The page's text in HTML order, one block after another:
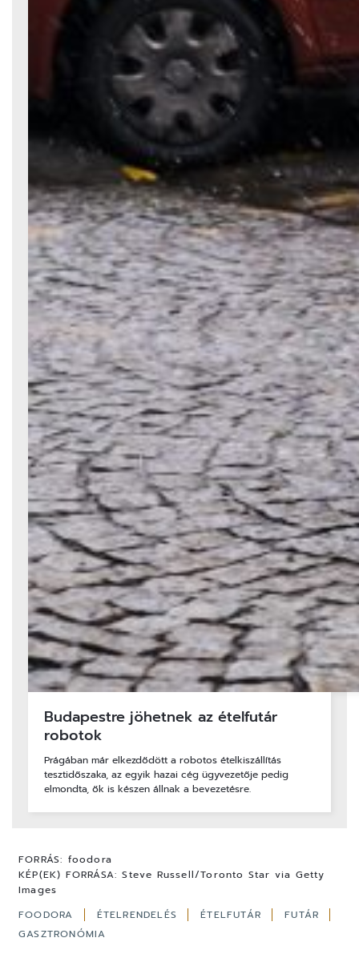
Budapestre jöhetnek az ételfutár
robotok
Prágában már elkezdődött a robotos ételkiszállítás
tesztidőszaka, az egyik hazai cég ügyvezetője pedig
elmondta, ők is készen állnak a bevezetésre.
FORRÁS: foodora
KÉP(EK) FORRÁSA: Steve Russell/Toronto Star via Getty
Images
FOODORA
ÉTELRENDELÉS ÉTELFUTÁR
FUTÁR
GASZTRONÓMIA